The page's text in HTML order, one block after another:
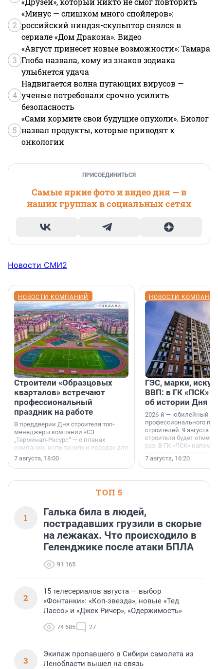
2
«Минус — слишком много спойлеров»:
российский ниндзя-скульптор снялся в
сериале «Дом Дракона». Видео
3
«Август принесет новые возможности»: Тамара
Глоба назвала, кому из знаков зодиака
улыбнется удача
4
Надвигается волна пугающих вирусов —
ученые потребовали срочно усилить
безопасность
5
«Сами кормите свои будущие опухоли». Биолог
назвал продукты, которые приводят к
онкологии
ПРИСОЕДИНИТЬСЯ
Самые яркие фото и видео дня — в
наших группах в социальных сетях
Новости СМИ2
НОВОСТИ КОМПАНИЙ
Строители «Образцовых
кварталов» встречают
профессиональный
праздник на работе
В преддверии Дня строителя топ-
менеджеры компании «СЗ
„Терминал-Ресурс“ — о планах
компании, испытаниях и поводах для
осторожного оптимизма.
7 августа, 18:00
НОВОСТИ
ГЭС, марки,
ВВП: в ГК «ПСК»
об истории Дня
2026-й — юбилейный
профессионального
строителей. 9 августа
строителя будет
раз. В ГК «ПСК»
поменялась роль
7 августа, 16:20
ТОП 5
1
Галька била в людей,
пострадавших грузили в скорые
на лежаках. Что происходило в
Геленджике после атаки БПЛА
91 165
2
15 телесериалов августа — выбор
«Фонтанки»: «Коп-звезда», новые «Тед
Лассо» и «Джек Ричер», «Одержимость»
74 685 27
3
Экипаж пропавшего в Сибири самолета из
Ленобласти вышел на связь